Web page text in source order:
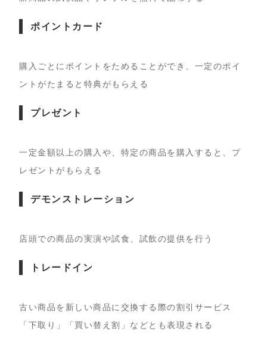
ポイントカード
購入ごとにポイントをためることができ、一定のポイ
ントがたまると特典がもらえる
プレゼント
一定金額以上の購入や、特定の商品を購入すると、プ
レゼントがもらえる
デモンストレーション
店頭での商品の実演や試食、試飲の提供を行う
トレードイン
古い商品を新しい商品に交換する際の割引サービス
「下取り」「買い替え割」などとも表現される